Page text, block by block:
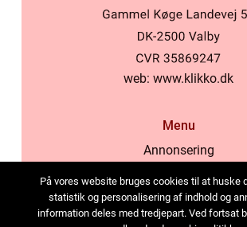
web: www.klikko.dk
Menu
Annonsering
Cookies
Kontakta oss
På vores website bruges cookies til at huske
statistik og personalisering af indhold og
information deles med tredjepart. Ved fortsat